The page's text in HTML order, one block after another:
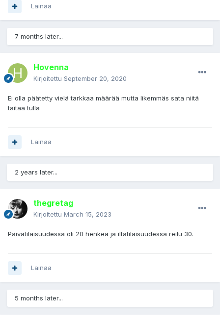
Lainaa
7 months later...
Hovenna
Kirjoitettu September 20, 2020
Ei olla päätetty vielä tarkkaa määrää mutta likemmäs sata niitä
taitaa tulla
Lainaa
2 years later...
thegretag
Kirjoitettu March 15, 2023
Päivätilaisuudessa oli 20 henkeä ja iltatilaisuudessa reilu 30.
Lainaa
5 months later...